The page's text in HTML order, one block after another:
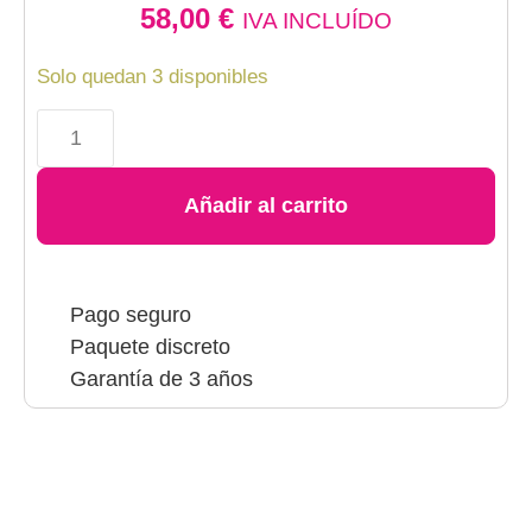
58,00 € IVA INCLUÍDO
Solo quedan 3 disponibles
Añadir al carrito
Pago seguro
Paquete discreto
Garantía de 3 años